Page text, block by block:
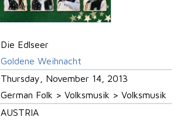
Die Edlseer
Goldene Weihnacht
Thursday, November 14, 2013
German Folk > Volksmusik > Volksmusik
AUSTRIA